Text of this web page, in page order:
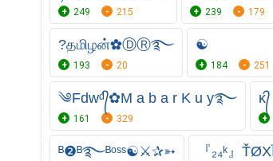
249 215 239 179
?தமிழன்✿ⒹⓇ࿐
193 20
☯
184 251
༄Fdwᵈ᭄✿M a b a r K u y࿐
161 329
ᴋ᭄
ᴮ❷ᴮ࿐ᴮᵒˢˢ☯⚔✰➳ 『₂₄ᵏ』